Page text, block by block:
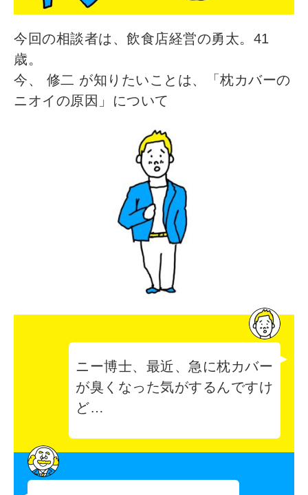
今回の相談者は、飲食店経営の勇太。41
歳。
今、 修二 が知りたいことは、「枕カバーの
ニオイの原因」について
ニー博士、最近、急に枕カバー
が臭くなった気がするんですけ
ど…